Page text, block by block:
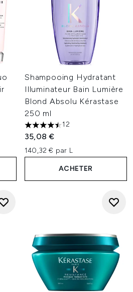
de 5
Shampooing Hydratant
Illuminateur Bain Lumière
Blond Absolu Kérastase
250 ml
4.5 étoiles sur un maximum
12
35,08 €
140,32 € par L
ACHETER